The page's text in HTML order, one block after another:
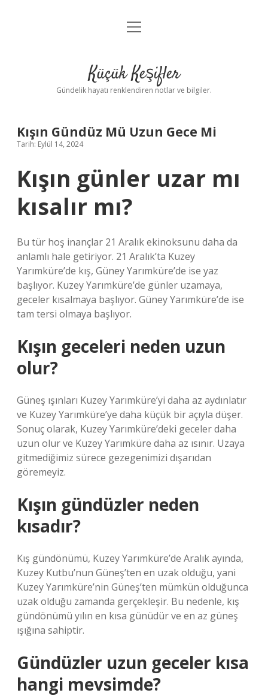
Anasayfa
Yasal Uyarı
menüyü
Küçük Keşifler
Gündelik hayatı renklendiren notlar ve bilgiler.
Kışın Gündüz Mü Uzun Gece Mi
Tarih: Eylül 14, 2024
Kışın günler uzar mı
kısalır mı?
Bu tür hoş inançlar 21 Aralık ekinoksunu daha da
anlamlı hale getiriyor. 21 Aralık’ta Kuzey
Yarımküre’de kış, Güney Yarımküre’de ise yaz
başlıyor. Kuzey Yarımküre’de günler uzamaya,
geceler kısalmaya başlıyor. Güney Yarımküre’de ise
tam tersi olmaya başlıyor.
Kışın geceleri neden uzun
olur?
Güneş ışınları Kuzey Yarımküre’yi daha az aydınlatır
ve Kuzey Yarımküre’ye daha küçük bir açıyla düşer.
Sonuç olarak, Kuzey Yarımküre’deki geceler daha
uzun olur ve Kuzey Yarımküre daha az ısınır. Uzaya
gitmediğimiz sürece gezegenimizi dışarıdan
göremeyiz.
Kışın gündüzler neden
kısadır?
Kış gündönümü, Kuzey Yarımküre’de Aralık ayında,
Kuzey Kutbu’nun Güneş’ten en uzak olduğu, yani
Kuzey Yarımküre’nin Güneş’ten mümkün olduğunca
uzak olduğu zamanda gerçekleşir. Bu nedenle, kış
gündönümü yılın en kısa günüdür ve en az güneş
ışığına sahiptir.
Gündüzler uzun geceler kısa
hangi mevsimde?